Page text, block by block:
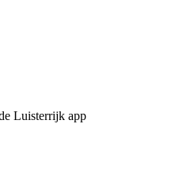
Luisterrijk app